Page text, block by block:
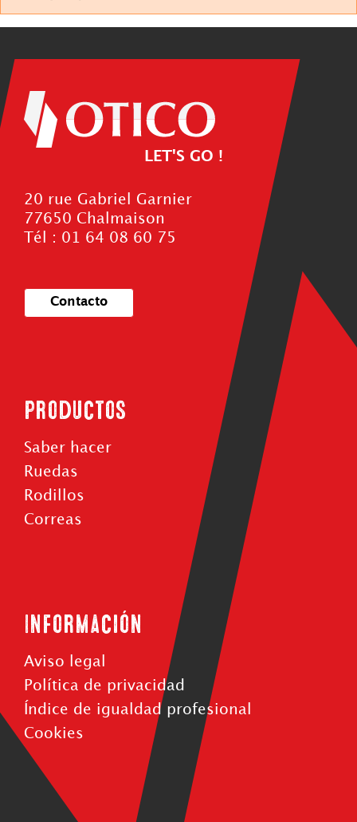
LET'S GO !
20 rue Gabriel Garnier
77650 Chalmaison
Tél : 01 64 08 60 75
Contacto
Productos
Saber hacer
Ruedas
Rodillos
Correas
Información
Aviso legal
Política de privacidad
Índice de igualdad profesional
Cookies